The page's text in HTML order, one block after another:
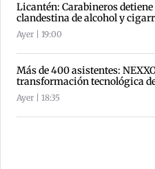
Licantén: Carabineros
clandestina de alcohol y
Ayer | 19:00
Más de 400 asistentes:
transformación tecnológica
Ayer | 18:35